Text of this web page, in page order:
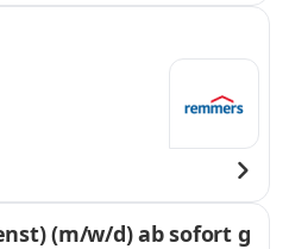
(m/w/d) ab sofort g